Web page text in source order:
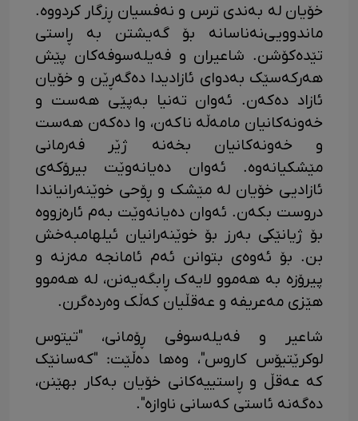
خۆیان لە بەندی ترس و نەفسیان ڕزگار کردووە.
ماندوویی‌نەناسانە بۆ گەیشتن بە ڕاستی
تێدەکۆشن. شاعیران و فەیلەسوفەکان پێش
هەرکەسێک بەدوای ئازادیدا دەگەڕێن و خۆیان
ئازاد دەکەن. ئەوان تەنیا بەپێی هەست و
خەونەکانیان مامەڵە ناکەن، وا دەکەن هەست
و خەونەکانیان بخەنە ژێر فەرمانی
مێشکیانەوە. ئەوان دەیانەوێت بیرۆکەی
ئازادیی خۆیان لە مێشک و ڕۆحی خوێنەرانیاندا
دروست بکەن. ئەوان دەیانەوێت بەم ئارەزووە
بۆ ژیانێکی بەرز بۆ خوێنەرانیان ئیلهامبەخش
بن. بۆ ئەوەی بتوانن ئەم ئامانجە مەزنە و
پیرۆزە بە هەموو لایەک ڕابگەیەنن، لە هەموو
هێزی مەعریفە و عەقڵیان کەڵک وەردەگرن.
شاعیر و فەیلەسوفی ڕۆمانی، "تیتوس
لوکرێتیۆس کاروس"، وەها دەڵێت: "کەسانێک
کە عەقڵ و ڕاستییەکانی خۆیان بەکار بهێنن،
دەگەنە ئاستی کەسانی ناوازە".